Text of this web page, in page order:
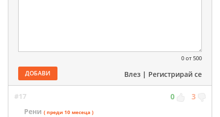
0 от 500
ДОБАВИ Влез | Регистрирай се
#17 0 3
Рени ( преди 10 месеца )